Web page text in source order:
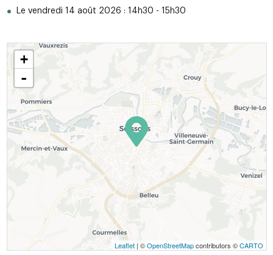
Le vendredi 14 août 2026 : 14h30 - 15h30
+
-
Leaflet| ©OpenStreetMapcontributors ©CARTO